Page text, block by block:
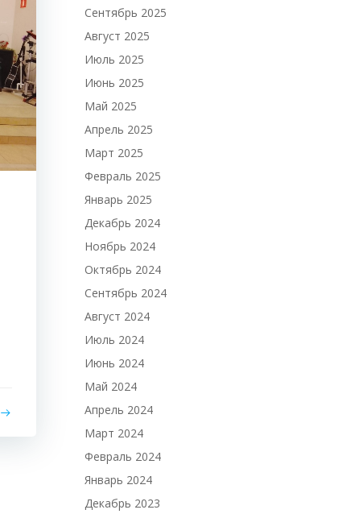
Сентябрь 2025
Август 2025
Июль 2025
Июнь 2025
Май 2025
Апрель 2025
Март 2025
Февраль 2025
Январь 2025
Декабрь 2024
Ноябрь 2024
Октябрь 2024
Сентябрь 2024
Август 2024
Июль 2024
Июнь 2024
Май 2024
Апрель 2024
Март 2024
Февраль 2024
Январь 2024
Декабрь 2023